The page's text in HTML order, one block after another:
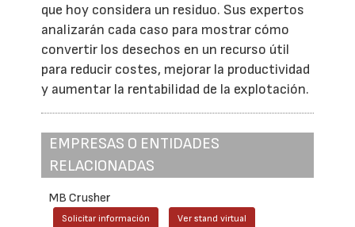
que hoy considera un residuo. Sus expertos
analizarán cada caso para mostrar cómo
convertir los desechos en un recurso útil
para reducir costes, mejorar la productividad
y aumentar la rentabilidad de la explotación.
EMPRESAS O ENTIDADES
RELACIONADAS
MB Crusher
Solicitar información Ver stand virtual